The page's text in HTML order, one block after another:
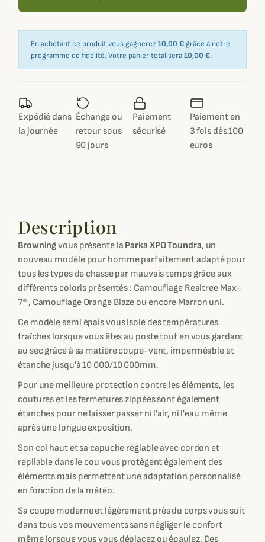
En achetant ce produit vous gagnerez10,00 € grâce à notre
programme de fidélité. Votre panier totalisera10,00 €.
Expédié dans
la journée
Échange ou
retour sous
90 jours
Paiement
sécurisé
Paiement en
3 fois dès 100
euros
Description
Browningvous présente la Parka XPO Toundra, un
nouveau modèle pour homme parfaitement adapté pour
tous les types de chasse par mauvais temps grâce aux
différents coloris présentés : Camouflage Realtree Max-
7®, Camouflage Orange Blaze ou encore Marron uni.
Ce modèle semi épais vous isole des températures
fraîches lorsque vous êtes au poste tout en vous gardant
au sec grâce à sa matière coupe-vent, imperméable et
étanche jusqu'à 10 000/10 000mm.
Pour une meilleure protection contre les éléments, les
coutures et les fermetures zippées sont également
étanches pour ne laisser passer ni l'air, ni l'eau même
après une longue exposition.
Son col haut et sa capuche réglable avec cordon et
repliable dans le cou vous protègent également des
éléments mais permettent une adaptation personnalisé
en fonction de la météo.
Sa coupe moderne et légèrement près du corps vous suit
dans tous vos mouvements sans négliger le confort
même lorsque vous vous déplacez ou épaulez. Des